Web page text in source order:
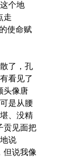
个地
走
使命赋
了，孔
看见了
头像唐
是从腰
、没精
贡见面把
说
但说我像